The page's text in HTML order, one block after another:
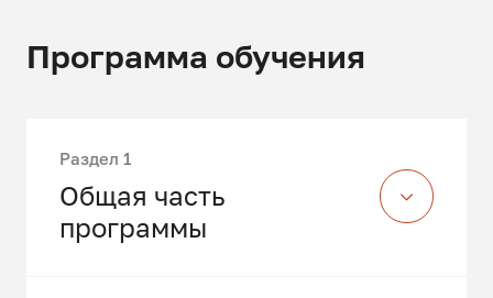
Программа обучения
Раздел 1
Общая часть
программы